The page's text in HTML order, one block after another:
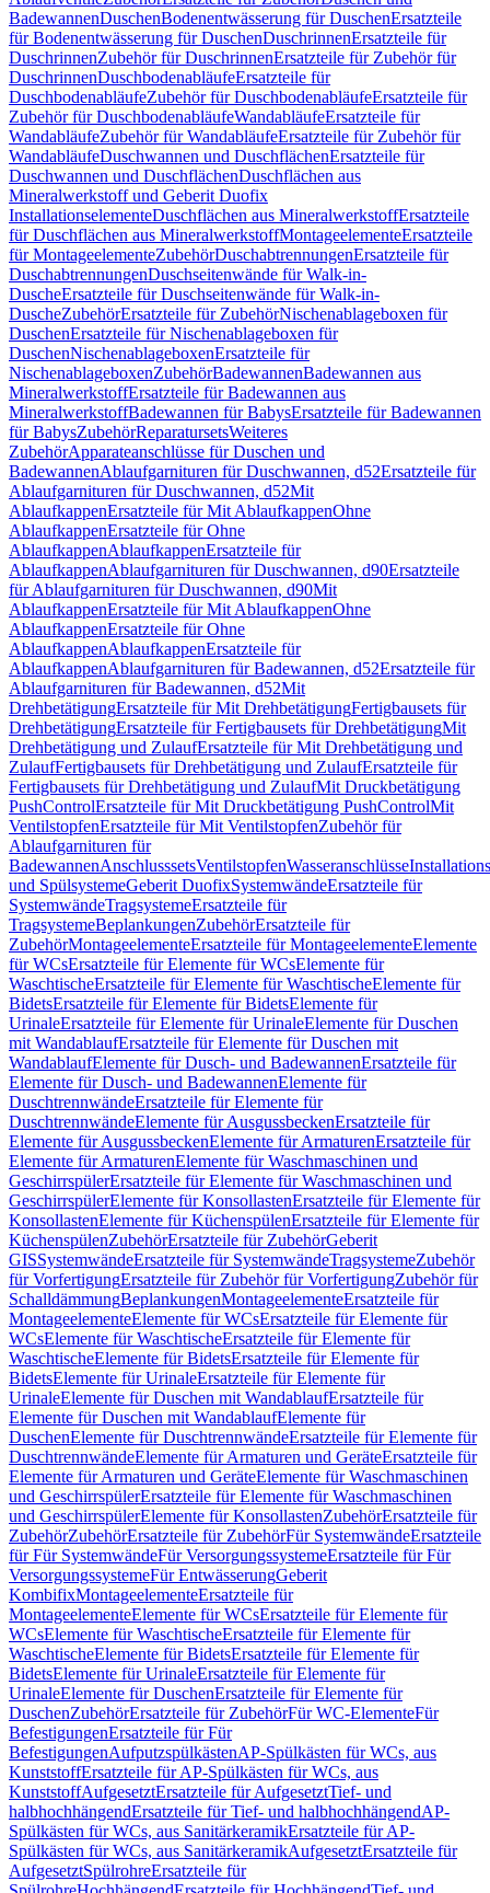
BadewannenDuschenBodenentwässerung für DuschenErsatzteile
für Bodenentwässerung für DuschenDuschrinnenErsatzteile für
DuschrinnenZubehör für DuschrinnenErsatzteile für Zubehör für
DuschrinnenDuschbodenabläufeErsatzteile für
DuschbodenabläufeZubehör für DuschbodenabläufeErsatzteile für
Zubehör für DuschbodenabläufeWandabläufeErsatzteile für
WandabläufeZubehör für WandabläufeErsatzteile für Zubehör für
WandabläufeDuschwannen und DuschflächenErsatzteile für
Duschwannen und DuschflächenDuschflächen aus
Mineralwerkstoff und Geberit Duofix
InstallationselementeDuschflächen aus MineralwerkstoffErsatzteile
für Duschflächen aus MineralwerkstoffMontageelementeErsatzteile
für MontageelementeZubehörDuschabtrennungenErsatzteile für
DuschabtrennungenDuschseitenwände für Walk-in-
DuscheErsatzteile für Duschseitenwände für Walk-in-
DuscheZubehörErsatzteile für ZubehörNischenablageboxen für
DuschenErsatzteile für Nischenablageboxen für
DuschenNischenablageboxenErsatzteile für
NischenablageboxenZubehörBadewannenBadewannen aus
MineralwerkstoffErsatzteile für Badewannen aus
MineralwerkstoffBadewannen für BabysErsatzteile für Badewannen
für BabysZubehörReparatursetsWeiteres
ZubehörApparateanschlüsse für Duschen und
BadewannenAblaufgarnituren für Duschwannen, d52Ersatzteile für
Ablaufgarnituren für Duschwannen, d52Mit
AblaufkappenErsatzteile für Mit AblaufkappenOhne
AblaufkappenErsatzteile für Ohne
AblaufkappenAblaufkappenErsatzteile für
AblaufkappenAblaufgarnituren für Duschwannen, d90Ersatzteile
für Ablaufgarnituren für Duschwannen, d90Mit
AblaufkappenErsatzteile für Mit AblaufkappenOhne
AblaufkappenErsatzteile für Ohne
AblaufkappenAblaufkappenErsatzteile für
AblaufkappenAblaufgarnituren für Badewannen, d52Ersatzteile für
Ablaufgarnituren für Badewannen, d52Mit
DrehbetätigungErsatzteile für Mit DrehbetätigungFertigbausets für
DrehbetätigungErsatzteile für Fertigbausets für DrehbetätigungMit
Drehbetätigung und ZulaufErsatzteile für Mit Drehbetätigung und
ZulaufFertigbausets für Drehbetätigung und ZulaufErsatzteile für
Fertigbausets für Drehbetätigung und ZulaufMit Druckbetätigung
PushControlErsatzteile für Mit Druckbetätigung PushControlMit
VentilstopfenErsatzteile für Mit VentilstopfenZubehör für
Ablaufgarnituren für
BadewannenAnschlusssetsVentilstopfenWasseranschlüsse
und SpülsystemeGeberit DuofixSystemwändeErsatzteile für
SystemwändeTragsystemeErsatzteile für
TragsystemeBeplankungenZubehörErsatzteile für
ZubehörMontageelementeErsatzteile für MontageelementeElemente
für WCsErsatzteile für Elemente für WCsElemente für
WaschtischeErsatzteile für Elemente für WaschtischeElemente für
BidetsErsatzteile für Elemente für BidetsElemente für
UrinaleErsatzteile für Elemente für UrinaleElemente für Duschen
mit WandablaufErsatzteile für Elemente für Duschen mit
WandablaufElemente für Dusch- und BadewannenErsatzteile für
Elemente für Dusch- und BadewannenElemente für
DuschtrennwändeErsatzteile für Elemente für
DuschtrennwändeElemente für AusgussbeckenErsatzteile für
Elemente für AusgussbeckenElemente für ArmaturenErsatzteile für
Elemente für ArmaturenElemente für Waschmaschinen und
GeschirrspülerErsatzteile für Elemente für Waschmaschinen und
GeschirrspülerElemente für KonsollastenErsatzteile für Elemente für
KonsollastenElemente für KüchenspülenErsatzteile für Elemente für
KüchenspülenZubehörErsatzteile für ZubehörGeberit
GISSystemwändeErsatzteile für SystemwändeTragsystemeZubehör
für VorfertigungErsatzteile für Zubehör für VorfertigungZubehör für
SchalldämmungBeplankungenMontageelementeErsatzteile für
MontageelementeElemente für WCsErsatzteile für Elemente für
WCsElemente für WaschtischeErsatzteile für Elemente für
WaschtischeElemente für BidetsErsatzteile für Elemente für
BidetsElemente für UrinaleErsatzteile für Elemente für
UrinaleElemente für Duschen mit WandablaufErsatzteile für
Elemente für Duschen mit WandablaufElemente für
DuschenElemente für DuschtrennwändeErsatzteile für Elemente für
DuschtrennwändeElemente für Armaturen und GeräteErsatzteile für
Elemente für Armaturen und GeräteElemente für Waschmaschinen
und GeschirrspülerErsatzteile für Elemente für Waschmaschinen
und GeschirrspülerElemente für KonsollastenZubehörErsatzteile für
ZubehörZubehörErsatzteile für ZubehörFür SystemwändeErsatzteile
für Für SystemwändeFür VersorgungssystemeErsatzteile für Für
VersorgungssystemeFür EntwässerungGeberit
KombifixMontageelementeErsatzteile für
MontageelementeElemente für WCsErsatzteile für Elemente für
WCsElemente für WaschtischeErsatzteile für Elemente für
WaschtischeElemente für BidetsErsatzteile für Elemente für
BidetsElemente für UrinaleErsatzteile für Elemente für
UrinaleElemente für DuschenErsatzteile für Elemente für
DuschenZubehörErsatzteile für ZubehörFür WC-ElementeFür
BefestigungenErsatzteile für Für
BefestigungenAufputzspülkästenAP-Spülkästen für WCs, aus
KunststoffErsatzteile für AP-Spülkästen für WCs, aus
KunststoffAufgesetztErsatzteile für AufgesetztTief- und
halbhochhängendErsatzteile für Tief- und halbhochhängendAP-
Spülkästen für WCs, aus SanitärkeramikErsatzteile für AP-
Spülkästen für WCs, aus SanitärkeramikAufgesetztErsatzteile für
AufgesetztSpülrohreErsatzteile für